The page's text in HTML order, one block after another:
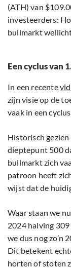
(ATH) van
investeerders:
bullmarkt
Een cyclus van
In een recente
zijn visie op de
vaak in een
Historisch
dieptepunt 500
bullmarkt zich
patroon heeft
wijst dat de
Waar staan we
2024 halving 309
we dus nog zo’n
Dit betekent
horten of stoten